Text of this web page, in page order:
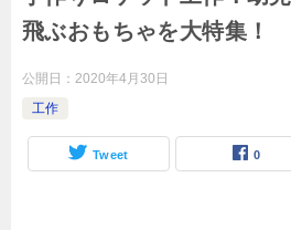
飛ぶおもちゃを大特集！
公開日： 2020年4月30日
工作
Tweet 0